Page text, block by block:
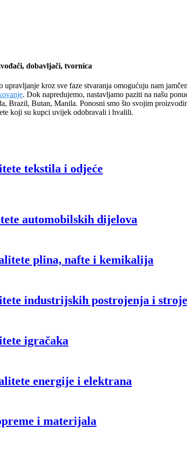
dobavljači, tvornica
kroz sve faze stvaranja omogućuju nam
. Dok napredujemo, nastavljamo paziti na našu
Brazil, Butan, Manila. Ponosni smo što svojim
koji su kupci uvijek odobravali i hvalili.
tekstila i odjeće
automobilskih dijelova
plina, nafte i kemikalija
industrijskih postrojenja i
igračaka
energije i elektrana
i materijala